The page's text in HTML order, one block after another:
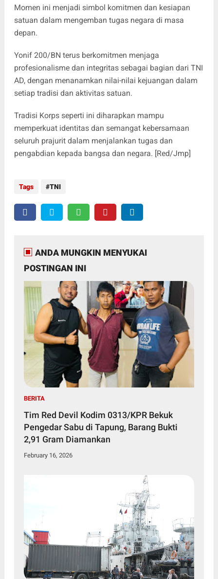
Momen ini menjadi simbol komitmen dan kesiapan
satuan dalam mengemban tugas negara di masa
depan.
Yonif 200/BN terus berkomitmen menjaga
profesionalisme dan integritas sebagai bagian dari TNI
AD, dengan menanamkan nilai-nilai kejuangan dalam
setiap tradisi dan aktivitas satuan.
Tradisi Korps seperti ini diharapkan mampu
memperkuat identitas dan semangat kebersamaan
seluruh prajurit dalam menjalankan tugas dan
pengabdian kepada bangsa dan negara. [Red/Jmp]
Tags TNI
ANDA MUNGKIN MENYUKAI
POSTINGAN INI
BERITA
Tim Red Devil Kodim 0313/KPR Bekuk
Pengedar Sabu di Tapung, Barang Bukti
2,91 Gram Diamankan
February 16, 2026